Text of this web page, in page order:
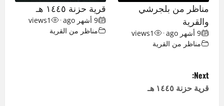
مناظر من بلجرشي
والقرية
9 أشهر ago •
1
views
مناظر من القرية
قرية حزنة ١٤٤٥ هـ
9 أشهر ago •
1
views
مناظر من القرية
P
o
Next:
قرية حزنة ١٤٤٥ هـ